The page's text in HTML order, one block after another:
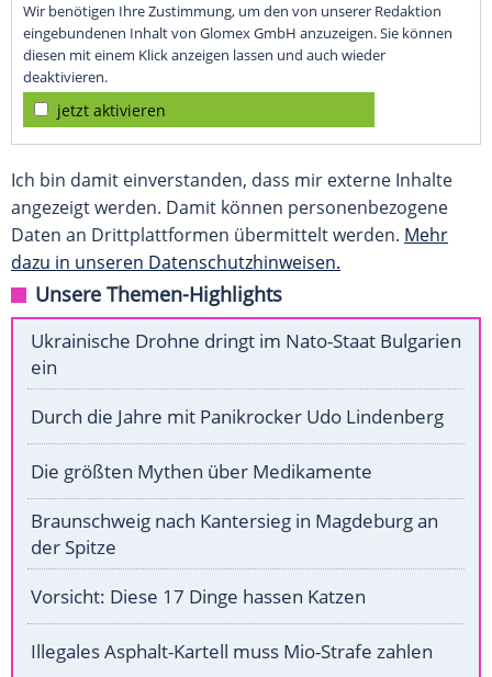
Wir benötigen Ihre Zustimmung, um den von unserer Redaktion
eingebundenen Inhalt von Glomex GmbH anzuzeigen. Sie können
diesen mit einem Klick anzeigen lassen und auch wieder
deaktivieren.
jetzt aktivieren
Ich bin damit einverstanden, dass mir externe Inhalte
angezeigt werden. Damit können personenbezogene
Daten an Drittplattformen übermittelt werden. Mehr
dazu in unseren Datenschutzhinweisen.
Unsere Themen-Highlights
Ukrainische Drohne dringt im Nato-Staat Bulgarien
ein
Durch die Jahre mit Panikrocker Udo Lindenberg
Die größten Mythen über Medikamente
Braunschweig nach Kantersieg in Magdeburg an
der Spitze
Vorsicht: Diese 17 Dinge hassen Katzen
Illegales Asphalt-Kartell muss Mio-Strafe zahlen